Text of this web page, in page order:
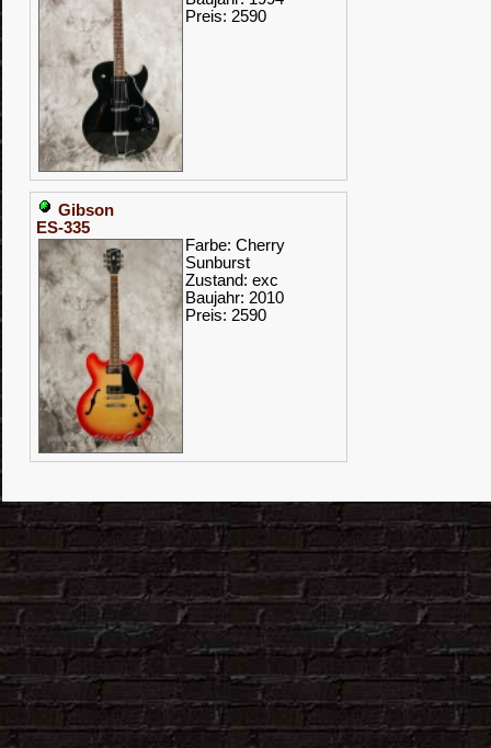
Preis: 2590
Gibson
ES-335
Farbe: Cherry
Sunburst
Zustand: exc
Baujahr: 2010
Preis: 2590